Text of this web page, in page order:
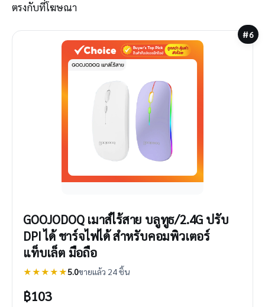
ตรงกับที่โฆษณา
#6
GOOJODOQ เมาส์ไร้สาย บลูทูธ/2.4G ปรับ
DPI ได้ ชาร์จไฟได้ สำหรับคอมพิวเตอร์
แท็บเล็ต มือถือ
★★★★★5.0ขายแล้ว 24 ชิ้น
฿103